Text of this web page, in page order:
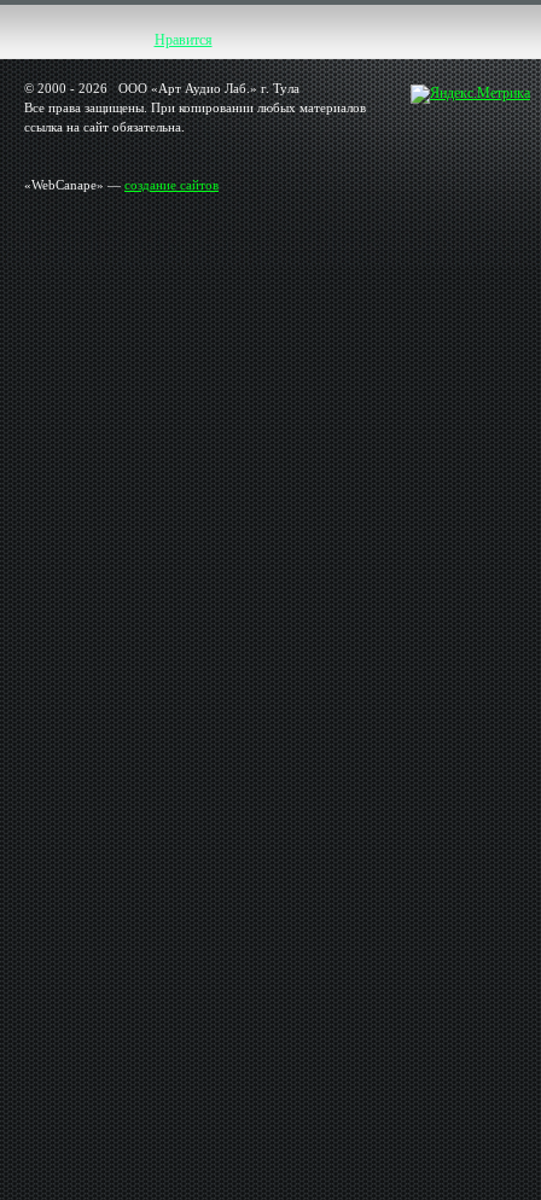
Нравится
© 2000 - 2026 OOO «Арт Аудио Лаб.» г. Тула
Все права защищены. При копировании любых материалов
ссылка на сайт обязательна.
«WebCanape» —создание сайтов